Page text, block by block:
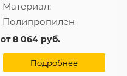
Материал:
Полипропилен
от8 064 руб.
Подробнее